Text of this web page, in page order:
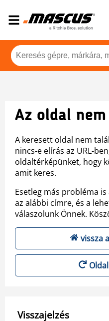
Az oldal
A keresett oldal nem
nincs-e elírás az URL-
oldaltérképünket, hogy
amit keres.
Esetleg más probléma
az alábbi címre, és a
válaszolunk Önnek.
vissza
Visszajelzés